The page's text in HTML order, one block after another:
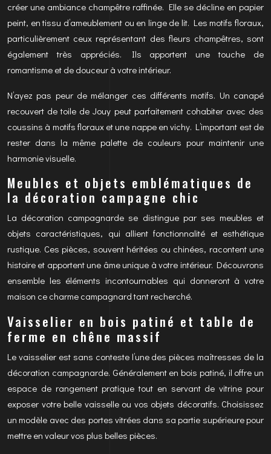
créer une ambiance champêtre raffinée. Elle se décline en papier
peint, en tissu d’ameublement ou en linge de lit. Les motifs floraux,
particulièrement ceux représentant des fleurs champêtres, sont
également très appréciés. Ils apportent une touche de
romantisme et de douceur à votre intérieur.
N’ayez pas peur de mélanger ces différents motifs. Un canapé
recouvert de toile de Jouy peut parfaitement cohabiter avec des
coussins à motifs floraux et une nappe en vichy. L’important est de
rester dans la même palette de couleurs pour maintenir une
harmonie visuelle.
Meubles et objets emblématiques de
la décoration campagne chic
La décoration campagnarde se distingue par ses meubles et
objets caractéristiques, qui allient fonctionnalité et esthétique
rustique. Ces pièces, souvent héritées ou chinées, racontent une
histoire et apportent une âme unique à votre intérieur. Découvrons
ensemble les éléments incontournables qui donneront à votre
maison ce charme campagnard tant recherché.
Vaisselier en bois patiné et table de
ferme en chêne massif
Le vaisselier est sans conteste l’une des pièces maîtresses de la
décoration campagnarde. Généralement en bois patiné, il offre un
espace de rangement pratique tout en servant de vitrine pour
exposer votre belle vaisselle ou vos objets décoratifs. Choisissez
un modèle avec des portes vitrées dans sa partie supérieure pour
mettre en valeur vos plus belles pièces.